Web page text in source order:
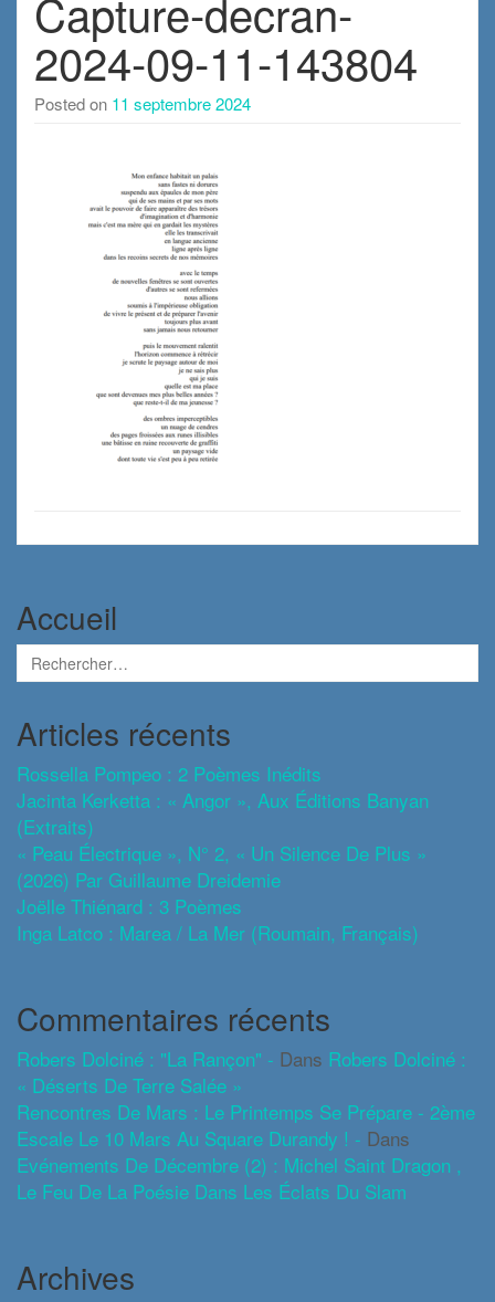
Capture-decran-
2024-09-11-143804
Posted on 11 septembre 2024
Accueil
Articles récents
Rossella Pompeo : 2 Poèmes Inédits
Jacinta Kerketta : « Angor », Aux Éditions Banyan
(extraits)
« Peau Électrique », N° 2, « Un Silence De Plus »
(2026) Par Guillaume Dreidemie
Joëlle Thiénard : 3 Poèmes
Inga Latco : Marea / La Mer (roumain, Français)
Commentaires récents
Robers Dolciné : "La Rançon" - Dans Robers Dolciné :
« Déserts De Terre Salée »
Rencontres De Mars : Le Printemps Se Prépare - 2ème
Escale Le 10 Mars Au Square Durandy ! - Dans
Evénements De Décembre (2) : Michel Saint Dragon ,
Le Feu De La Poésie Dans Les Éclats Du Slam
Archives